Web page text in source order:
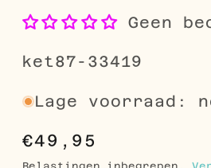
Geen
SKU:
ket87-33419
Lage voorraad:
Normale
prijs
€49,95